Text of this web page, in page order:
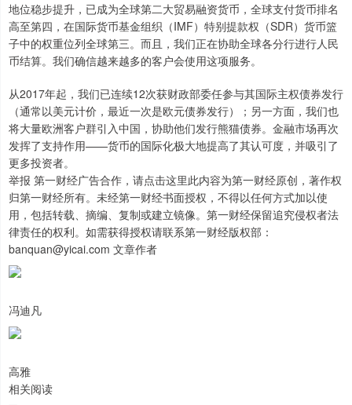
地位稳步提升，已成为全球第二大贸易融资货币，全球支付货币排名
高至第四，在国际货币基金组织（IMF）特别提款权（SDR）货币篮
子中的权重位列全球第三。而且，我们正在协助全球各分行进行人民
币结算。我们确信越来越多的客户会使用这项服务。
从2017年起，我们已连续12次获财政部委任参与其国际主权债券发行
（通常以美元计价，最近一次是欧元债券发行）；另一方面，我们也
将大量欧洲客户群引入中国，协助他们发行熊猫债券。金融市场再次
发挥了支持作用——货币的国际化极大地提高了其认可度，并吸引了
更多投资者。
举报 第一财经广告合作，请点击这里此内容为第一财经原创，著作权
归第一财经所有。未经第一财经书面授权，不得以任何方式加以使
用，包括转载、摘编、复制或建立镜像。第一财经保留追究侵权者法
律责任的权利。如需获得授权请联系第一财经版权部：
banquan@yicai.com 文章作者
冯迪凡
高雅
相关阅读